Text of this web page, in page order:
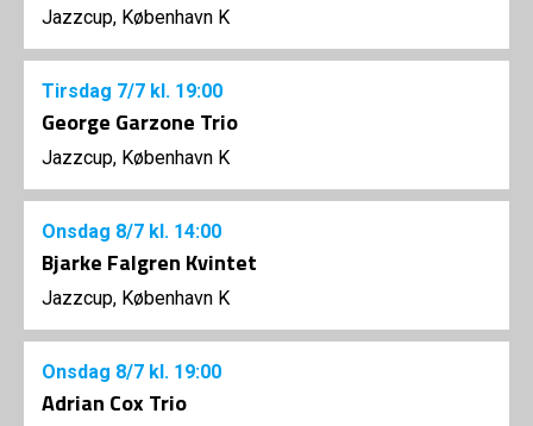
Jazzcup, København K
Tirsdag 7/7 kl. 19:00
George Garzone Trio
Jazzcup, København K
Onsdag 8/7 kl. 14:00
Bjarke Falgren Kvintet
Jazzcup, København K
Onsdag 8/7 kl. 19:00
Adrian Cox Trio